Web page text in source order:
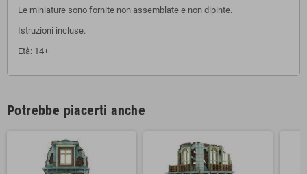
Le miniature sono fornite non assemblate e non dipinte.
Istruzioni incluse.
Età: 14+
Potrebbe piacerti anche